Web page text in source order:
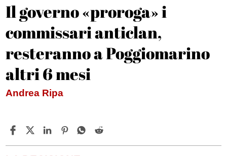
Il governo «proroga» i
commissari anticlan,
resteranno a Poggiomarino
altri 6 mesi
Andrea Ripa